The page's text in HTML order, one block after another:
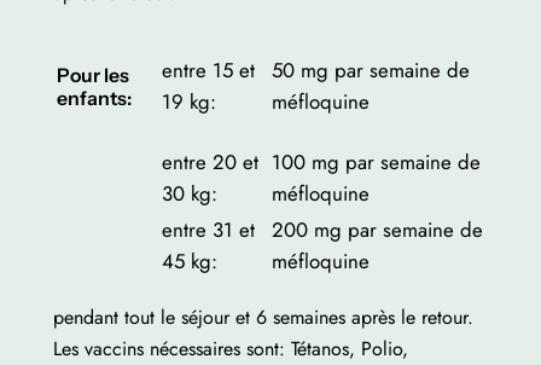
Pour les
enfants:
entre 15 et
19 kg:
50 mg par semaine de
méfloquine
entre 20 et
30 kg:
100 mg par semaine de
méfloquine
entre 31 et
45 kg:
200 mg par semaine de
méfloquine
pendant tout le séjour et 6 semaines après le retour.
Les vaccins nécessaires sont: Tétanos, Polio,